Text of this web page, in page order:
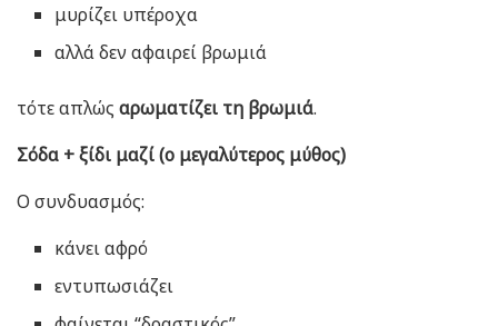
μυρίζει υπέροχα
αλλά δεν αφαιρεί βρωμιά
τότε απλώς αρωματίζει τη βρωμιά.
Σόδα + ξίδι μαζί (ο μεγαλύτερος μύθος)
Ο συνδυασμός:
κάνει αφρό
εντυπωσιάζει